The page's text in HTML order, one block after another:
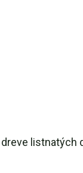
listnatých